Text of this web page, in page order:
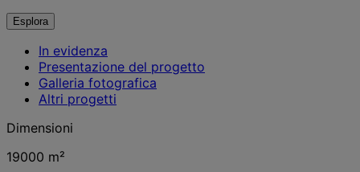
Esplora
In evidenza
Presentazione del progetto
Galleria fotografica
Altri progetti
Dimensioni
19000 m²